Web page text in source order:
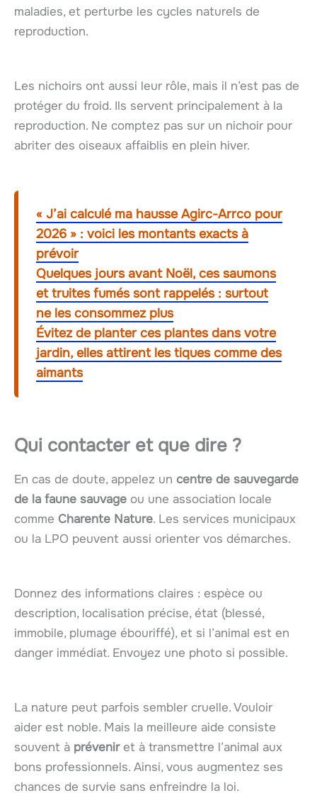
maladies, et perturbe les cycles naturels de
reproduction.
Les nichoirs ont aussi leur rôle, mais il n’est pas de
protéger du froid. Ils servent principalement à la
reproduction. Ne comptez pas sur un nichoir pour
abriter des oiseaux affaiblis en plein hiver.
« J’ai calculé ma hausse Agirc-Arrco pour
2026 » : voici les montants exacts à
prévoir
Quelques jours avant Noël, ces saumons
et truites fumés sont rappelés : surtout
ne les consommez plus
Évitez de planter ces plantes dans votre
jardin, elles attirent les tiques comme des
aimants
Qui contacter et que dire ?
En cas de doute, appelez un centre de sauvegarde
de la faune sauvage ou une association locale
comme Charente Nature. Les services municipaux
ou la LPO peuvent aussi orienter vos démarches.
Donnez des informations claires : espèce ou
description, localisation précise, état (blessé,
immobile, plumage ébouriffé), et si l’animal est en
danger immédiat. Envoyez une photo si possible.
La nature peut parfois sembler cruelle. Vouloir
aider est noble. Mais la meilleure aide consiste
souvent à préveniret à transmettre l’animal aux
bons professionnels. Ainsi, vous augmentez ses
chances de survie sans enfreindre la loi.